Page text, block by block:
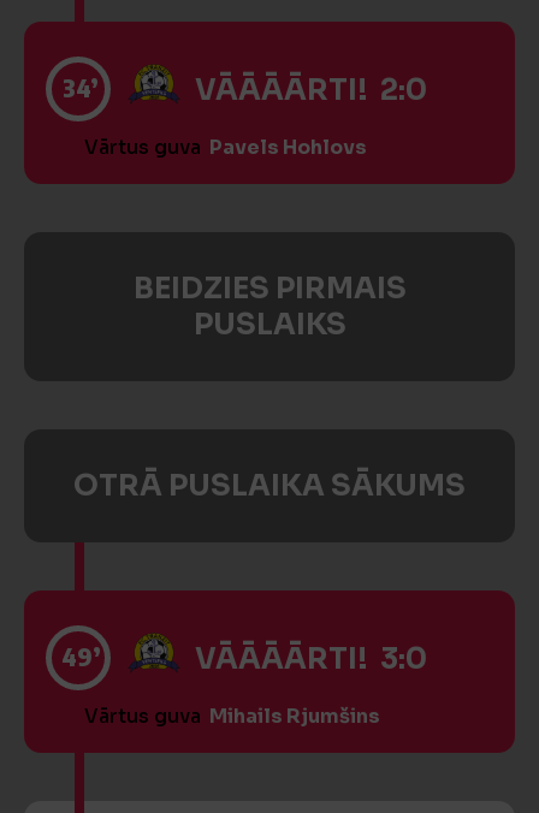
34’ VĀĀĀĀRTI! 2:0
Vārtus guva Pavels Hohlovs
BEIDZIES PIRMAIS
PUSLAIKS
OTRĀ PUSLAIKA SĀKUMS
49’ VĀĀĀĀRTI! 3:0
Vārtus guva Mihails Rjumšins